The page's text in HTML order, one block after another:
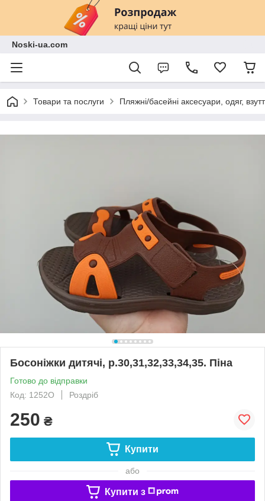
Noski-ua.com
Товари та послуги Пляжні/басейні аксесуари, одяг,
Босоніжки дитячі, р.30,31,32,33,34,35. Піна
Готово до відправки
Код: 1252О
Роздріб
250 ₴
Купити
або
Купити з